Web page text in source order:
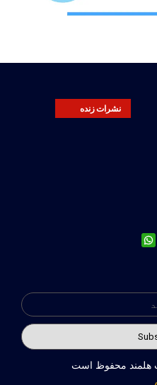
نشرات زنده
هلمند محفوظ است